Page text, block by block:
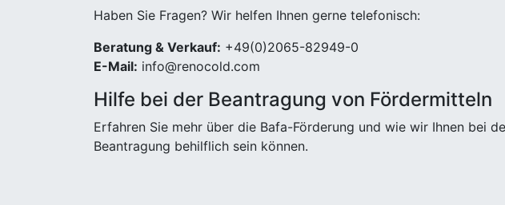
Haben Sie Fragen? Wir helfen Ihnen gerne telefonisch:
Beratung & Verkauf: +49(0)2065-82949-0
E-Mail: info@renocold.com
Hilfe bei der Beantragung von Fördermitteln
Erfahren Sie mehr über die Bafa-Förderung und wie wir Ihnen bei
Beantragung behilflich sein können.